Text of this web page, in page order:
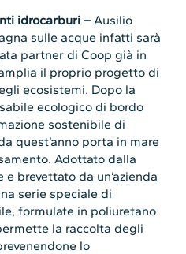
idrocarburi – Ausilio
sulle acque infatti sarà
partner di Coop già in
il proprio progetto di
ecosistemi. Dopo la
ecologico di bordo
sostenibile di
quest’anno porta in mare
Adottato dalla
brevettato da un’azienda
serie speciale di
formulate in poliuretano
la raccolta degli
lo